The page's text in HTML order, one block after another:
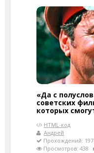
«Да с
советских
которых
HTML-код
Андрей
Прохождений: 197
Просмотров: 438